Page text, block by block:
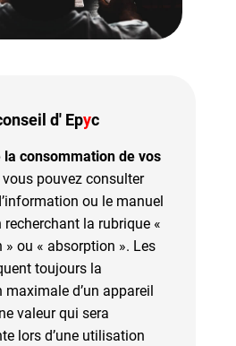
d' Epyc
consommation de vos
vous pouvez consulter
ou le manuel
recherchant la rubrique «
ou « absorption ». Les
toujours la
d’un appareil
valeur qui sera
lors d’une utilisation